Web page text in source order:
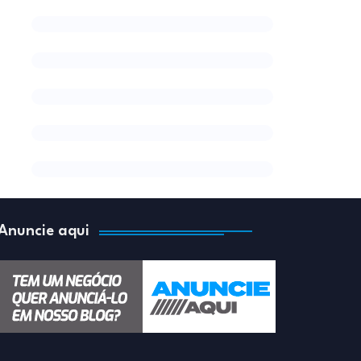
aqui